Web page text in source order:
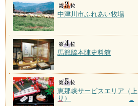
中津川市ふれあい牧場
馬籠脇本陣史料館
恵那峡サービスエリア（上
り）